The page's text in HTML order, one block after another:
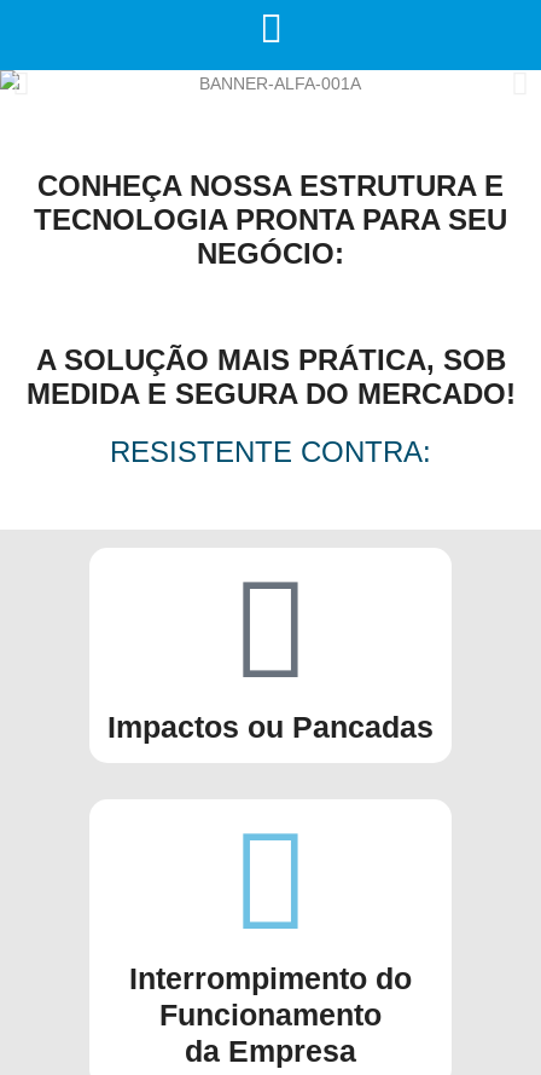
CONHEÇA NOSSA ESTRUTURA E
TECNOLOGIA PRONTA PARA SEU
NEGÓCIO:
A SOLUÇÃO MAIS PRÁTICA, SOB
MEDIDA E SEGURA DO MERCADO!
RESISTENTE CONTRA:
Impactos ou Pancadas
Interrompimento do
Funcionamento
da Empresa